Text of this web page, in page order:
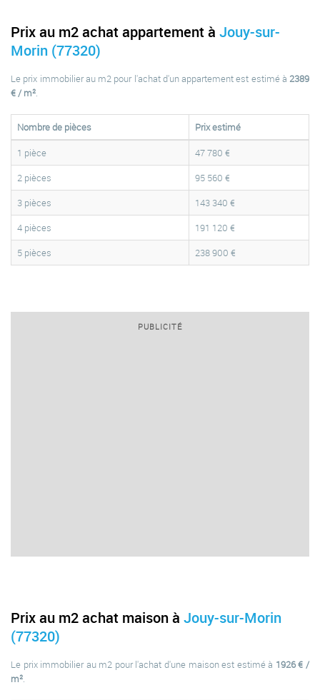
Prix au m2 achat appartement à Jouy-sur-
Morin (77320)
Le prix immobilier au m2 pour l'achat d'un appartement est estimé à 2389
€ / m².
Nombre de pièces
Prix estimé
1 pièce
47 780 €
2 pièces
95 560 €
3 pièces
143 340 €
4 pièces
191 120 €
5 pièces
238 900 €
PUBLICITÉ
Prix au m2 achat maison à Jouy-sur-Morin
(77320)
Le prix immobilier au m2 pour l'achat d'une maison est estimé à 1926 € /
m².